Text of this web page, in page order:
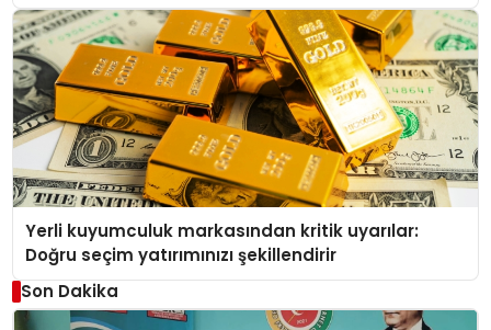
Yerli kuyumculuk markasından kritik uyarılar:
Doğru seçim yatırımınızı şekillendirir
Son Dakika